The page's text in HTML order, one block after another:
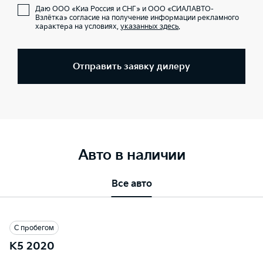
Даю ООО «Киа Россия и СНГ» и ООО «СИАЛАВТО-
Взлётка» согласие на получение информации рекламного
характера на условиях, указанных здесь.
Отправить заявку дилеру
Авто в наличии
Все авто
С пробегом
K5 2020